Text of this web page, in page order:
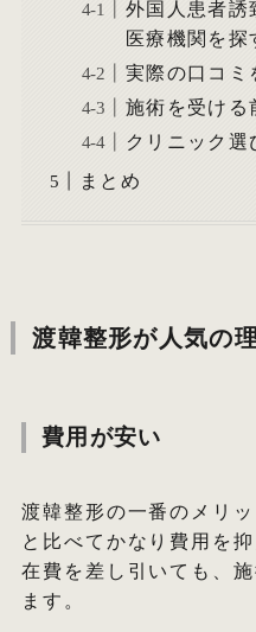
外国人患者誘
医療機関を探
実際の口コミ
施術を受ける
クリニック選
まとめ
渡韓整形が人気の
費用が安い
渡韓整形の一番のメリ
と比べてかなり費用を
在費を差し引いても、
ます。